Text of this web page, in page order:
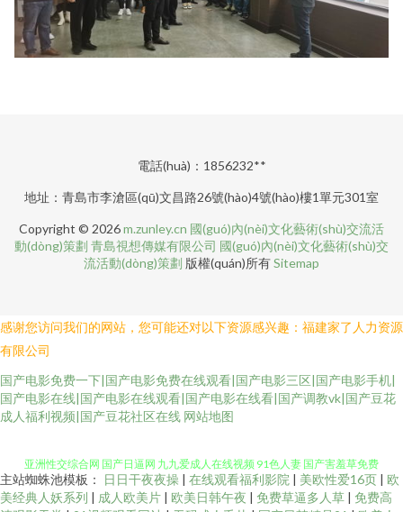
電話(huà)：1856232**
地址：青島市李滄區(qū)文昌路26號(hào)4號(hào)樓1單元301室
Copyright © 2026m.zunley.cn 國(guó)內(nèi)文化藝術(shù)交流活
動(dòng)策劃 青島視想傳媒有限公司 國(guó)內(nèi)文化藝術(shù)交
流活動(dòng)策劃 版權(quán)所有Sitemap
感谢您访问我们的网站，您可能还对以下资源感兴趣：福建家了人力资源
有限公司
国产电影免费一下|国产电影免费在线观看|国产电影三区|国产电影手机|
国产电影在线|国产电影在线观看|国产电影在线看|国产调教vk|国产豆花
成人福利视频|国产豆花社区在线 网站地图
91看片学生妹 精品主播网红主播 中文字幕啪啪 91网站按摩视频 日韩亚洲欧
亚洲性交综合网 国产日逼网 九九爱成人在线视频 91色人妻 国产害羞草免费
视频 九久久九精品视频网站 伪娘AV天堂 国产喷白浆精品一区 久久不卡电影
主站蜘蛛池模板： 日日干夜夜操 | 在线观看福利影院 | 美欧性爱16页 | 欧
美经典人妖系列 | 成人欧美片 | 欧美日韩午夜 | 免费草逼多人草 | 免费高